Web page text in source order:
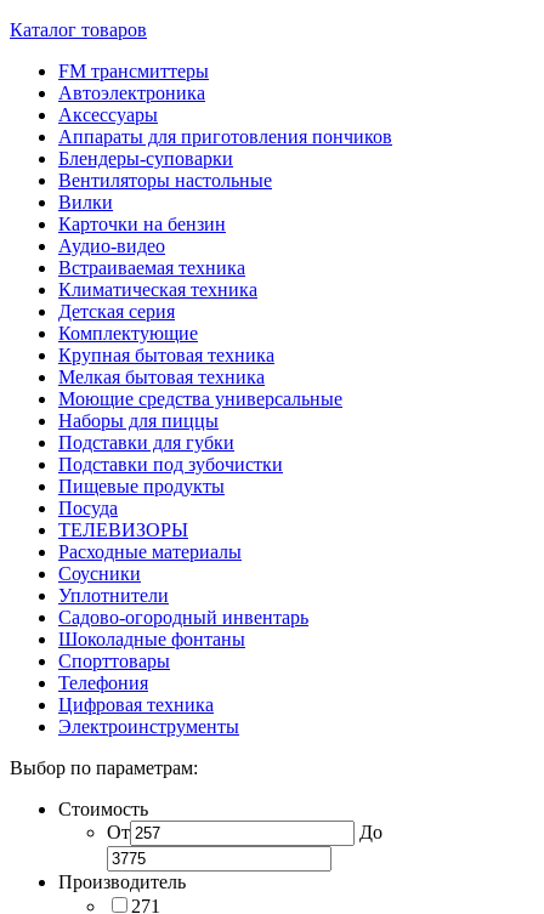
Каталог товаров
FM трансмиттеры
Автоэлектроника
Аксессуары
Аппараты для приготовления пончиков
Блендеры-суповарки
Вентиляторы настольные
Вилки
Карточки на бензин
Аудио-видео
Встраиваемая техника
Климатическая техника
Детская серия
Комплектующие
Крупная бытовая техника
Мелкая бытовая техника
Моющие средства универсальные
Наборы для пиццы
Подставки для губки
Подставки под зубочистки
Пищевые продукты
Посуда
ТЕЛЕВИЗОРЫ
Расходные материалы
Соусники
Уплотнители
Садово-огородный инвентарь
Шоколадные фонтаны
Спорттовары
Телефония
Цифровая техника
Электроинструменты
Выбор по параметрам:
Стоимость
От
До
Производитель
271